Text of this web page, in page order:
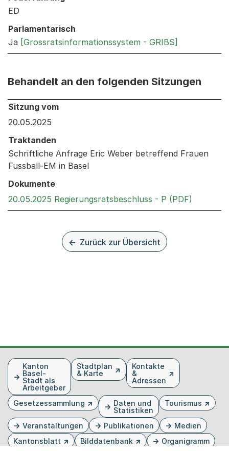
ED
Parlamentarisch
Ja [Grossratsinformationssystem - GRIBS]
Behandelt an den folgenden Sitzungen
Behandelt an den folgenden Sitzungen: Informationen
Sitzung vom
20.05.2025
Traktanden
Schriftliche Anfrage Eric Weber betreffend Frauen
Fussball-EM in Basel
Dokumente
20.05.2025 Regierungsratsbeschluss - P (PDF)
Zurück zur Übersicht
FusszeileKanton
Basel-
Stadt als
Arbeitgeber
Stadtplan
& Karte
Kontakte
&
Adressen
Gesetzessammlung
Daten und
Statistiken
Tourismus
Veranstaltungen Publikationen
Medien
Kantonsblatt
Bilddatenbank Organigramm